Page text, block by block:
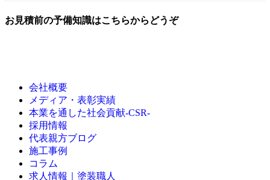
お見積前の予備知識はこちらからどうぞ
会社概要
メディア・表彰実績
本業を通した社会貢献-CSR-
採用情報
代表親方ブログ
施工事例
コラム
求人情報｜塗装職人